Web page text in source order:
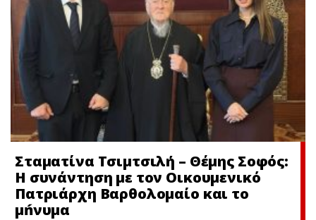
Σταματίνα Τσιμτσιλή – Θέμης Σοφός:
Η συνάντηση με τον Οικουμενικό
Πατριάρχη Βαρθολομαίο και το
μńνυμα